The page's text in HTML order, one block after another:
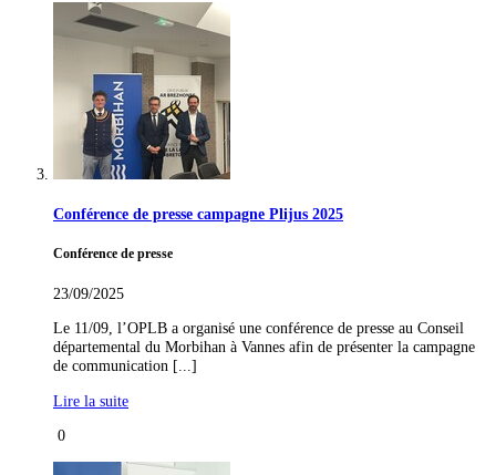
Conférence de presse campagne Plijus 2025
Conférence de presse
23/09/2025
Le 11/09, l’OPLB a organisé une conférence de presse au Conseil
départemental du Morbihan à Vannes afin de présenter la campagne
de communication [...]
Lire la suite
0